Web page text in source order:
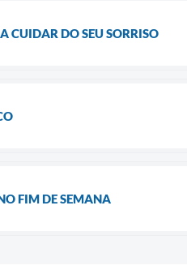
CUIDAR DO SEU SORRISO
FIM DE SEMANA